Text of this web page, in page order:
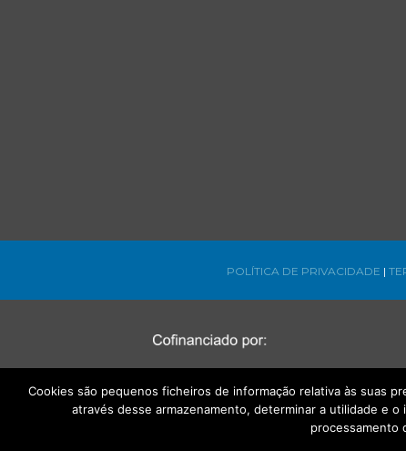
POLÍTICA DE PRIVACIDADE |
Cookies são pequenos ficheiros de informação relativa às suas
através desse armazenamento, determinar a utilidade e
processamento